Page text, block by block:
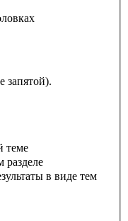
запятой).
теме
разделе
в виде тем